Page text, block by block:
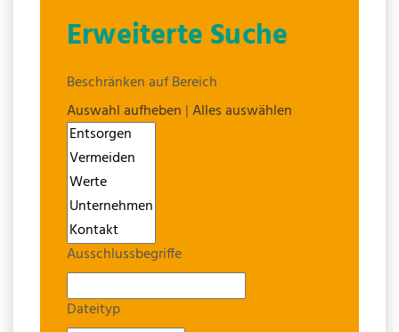
Erweiterte Suche
Beschränken auf Bereich
Auswahl aufheben |Alles auswählen
Ausschlussbegriffe
Dateityp